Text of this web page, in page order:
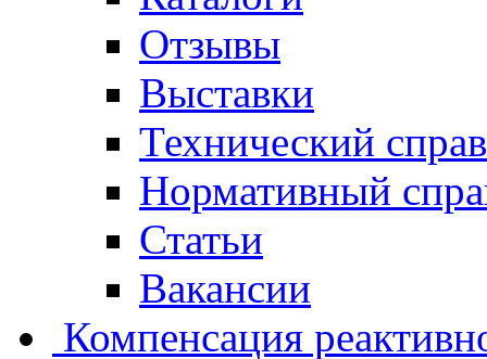
Отзывы
Выставки
Технический
Нормативный
Статьи
Вакансии
Компенсация